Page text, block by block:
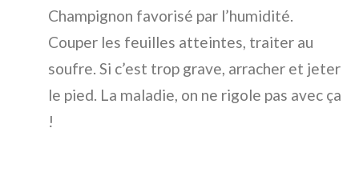
Champignon favorisé par l’humidité.
Couper les feuilles atteintes, traiter au
soufre. Si c’est trop grave, arracher et jeter
le pied. La maladie, on ne rigole pas avec ça
!